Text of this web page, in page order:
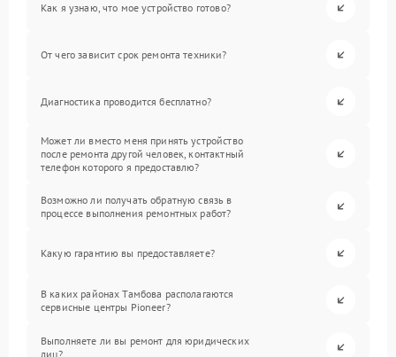
Как я узнаю, что мое устройство готово?
От чего зависит срок ремонта техники?
Диагностика проводится бесплатно?
Может ли вместо меня принять устройство
после ремонта другой человек, контактный
телефон которого я предоставлю?
Возможно ли получать обратную связь в
процессе выполнения ремонтных работ?
Какую гарантию вы предоставляете?
В каких районах Тамбова располагаются
сервисные центры Pioneer?
Выполняете ли вы ремонт для юридических
лиц?